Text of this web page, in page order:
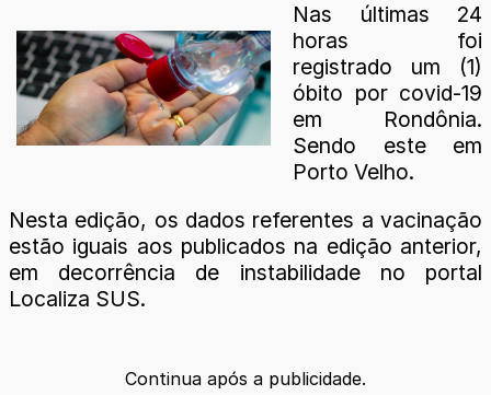
Nas últimas 24
horas foi
registrado um (1)
óbito por covid-19
em Rondônia.
Sendo este em
Porto Velho.
Nesta edição, os dados referentes a vacinação
estão iguais aos publicados na edição anterior,
em decorrência de instabilidade no portal
Localiza SUS.
Continua após a publicidade.